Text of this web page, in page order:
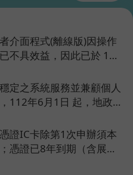
介面程式(離線版)因操作
不具效益，因此已於 112
者利用網頁版電傳服務
定之系統服務並兼顧個人
112年6月1日 起，地政
訊查詢系統之他項權利
筆土地或建物之他項權利
證IC卡除第1次申辦須本
憑證已8年到期（含展期
可用有效的自然人憑證